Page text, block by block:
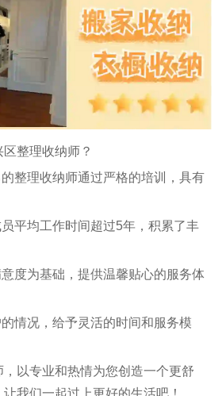
整理收纳师？
的整理收纳师通过严格的培训，具有
员平均工作时间超过5年，积累了丰
意度为基础，提供温馨贴心的服务体
的情况，给予灵活的时间和服务模
以专业和热情为您创造一个更舒